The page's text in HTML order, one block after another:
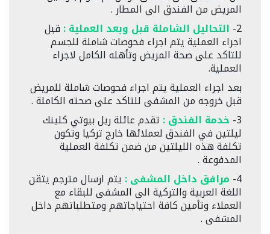
المريض من الفندق الى المطار .
2- التحاليل الشاملة قبل وبعد العملية : قبل
اجراء العملية يتم اجراء فحوصات شاملة للجسم
للتاكد على صحة المريض وتأهله الكامل لاجراء
العملية.
بعد اجراء العملية يتم اجراء فحوصات شاملة للمريض
قبل خروجه من المشفى للتاكد على صحته الكاملة .
3- خدمة الفندق : تقدم عائلة ريل بيوتي كلينك
ليلتين في الفندق لعملائها خارج تركيا وتكون
تكلفة هذه الليلتين من ضمن تكلفة العملية
المدفوعة .
4- مرافق داخل المشفى: يتم ارسال مترجم يتقن
اللغة العربية والتركية الى المشفى للبقاء مع
العملاء وتأمين كافة احتياجاتهم ومتطلباتهم داخل
المشفى .